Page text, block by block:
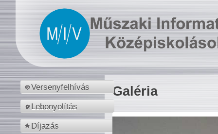
Versenyfelhívás
Lebonyolítás
Díjazás
Galéria